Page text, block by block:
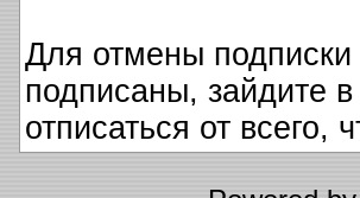
Для отмены
подписаны, зайдите
отписаться от всего,